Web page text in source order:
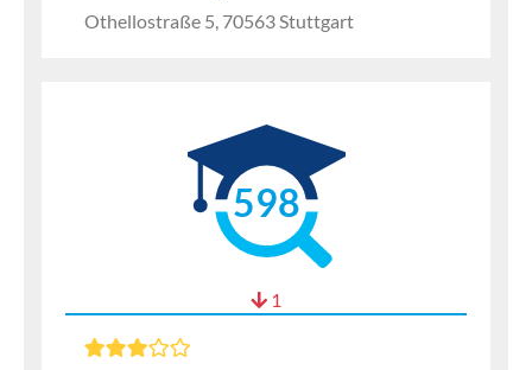
Othellostraße 5, 70563 Stuttgart
598
1